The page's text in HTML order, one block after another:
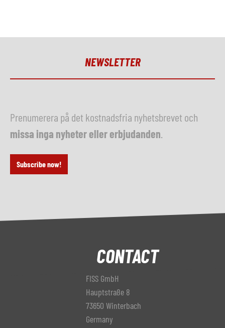
NEWSLETTER
Prenumerera på det kostnadsfria nyhetsbrevet och
missa inga nyheter eller erbjudanden
Subscribe now!
CONTACT
FISS GmbH
Hauptstraße 8
73650 Winterbach
Germany